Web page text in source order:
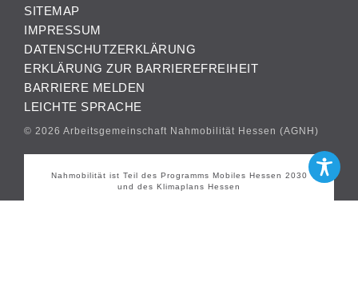
SITEMAP
IMPRESSUM
DATENSCHUTZERKLÄRUNG
ERKLÄRUNG ZUR BARRIEREFREIHEIT
BARRIERE MELDEN
LEICHTE SPRACHE
© 2026 Arbeitsgemeinschaft Nahmobilität Hessen (AGNH)
Nahmobilität ist Teil des Programms Mobiles Hessen 2030
und des Klimaplans Hessen